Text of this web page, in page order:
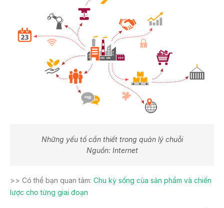
Những yếu tố cần thiết trong quản lý chuỗi
Nguồn: Internet
>> Có thể bạn quan tâm: Chu kỳ sống của sản phẩm và chiến
lược cho từng giai đoạn